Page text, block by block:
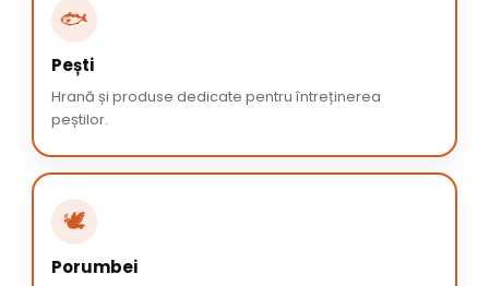
🐟
Pești
Hrană și produse dedicate pentru întreținerea
peștilor.
🕊️
Porumbei